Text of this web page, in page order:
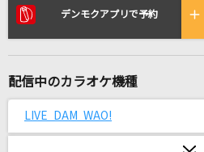
リアルタイムで歌われ
LφVEST
デンモクアプリで予約
配信中のカラオケ機種
LIVE DAM WAO!